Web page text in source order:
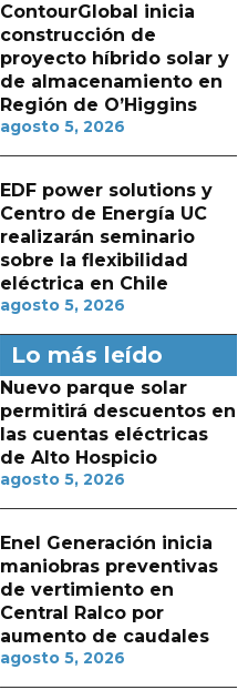
ContourGlobal inicia
construcción de
proyecto híbrido solar y
de almacenamiento en
Región de O’Higgins
agosto 5, 2026
EDF power solutions y
Centro de Energía UC
realizarán seminario
sobre la flexibilidad
eléctrica en Chile
agosto 5, 2026
Lo más leído
Nuevo parque solar
permitirá descuentos en
las cuentas eléctricas
de Alto Hospicio
agosto 5, 2026
Enel Generación inicia
maniobras preventivas
de vertimiento en
Central Ralco por
aumento de caudales
agosto 5, 2026